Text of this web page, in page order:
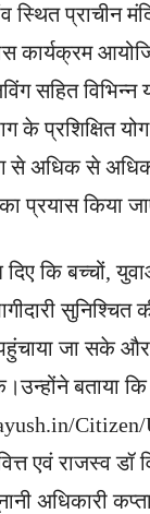
स्थित प्राचीन
कार्यक्रम
सहित विभिन्न
के प्रशिक्षित योग
से अधिक से अधिक
प्रयास किया
दिए कि बच्चों,
जा सके और
बताया कि
एवं राजस्व
अधिकारी